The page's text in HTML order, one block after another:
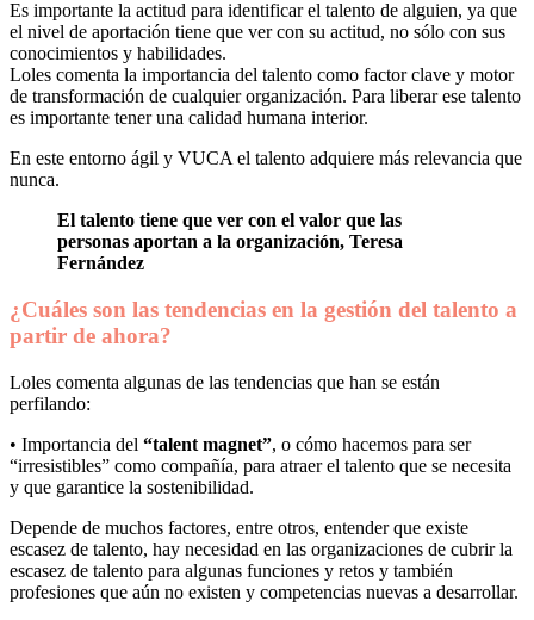
Es importante la actitud para identificar el talento de alguien, ya que
el nivel de aportación tiene que ver con su actitud, no sólo con sus
conocimientos y habilidades.
Loles comenta la importancia del talento como factor clave y motor
de transformación de cualquier organización. Para liberar ese talento
es importante tener una calidad humana interior.
En este entorno ágil y VUCA el talento adquiere más relevancia que
nunca.
El talento tiene que ver con el valor que las
personas aportan a la organización, Teresa
Fernández
¿Cuáles son las tendencias en la gestión del talento a
partir de ahora?
Loles comenta algunas de las tendencias que han se están
perfilando:
• Importancia del “talent magnet”, o cómo hacemos para ser
“irresistibles” como compañía, para atraer el talento que se necesita
y que garantice la sostenibilidad.
Depende de muchos factores, entre otros, entender que existe
escasez de talento, hay necesidad en las organizaciones de cubrir la
escasez de talento para algunas funciones y retos y también
profesiones que aún no existen y competencias nuevas a desarrollar.